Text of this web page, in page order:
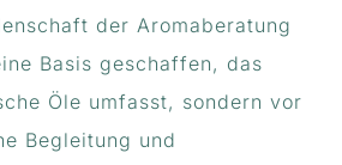
der Aromaberatung
Basis geschaffen, das
Öle umfasst, sondern vor
Begleitung und